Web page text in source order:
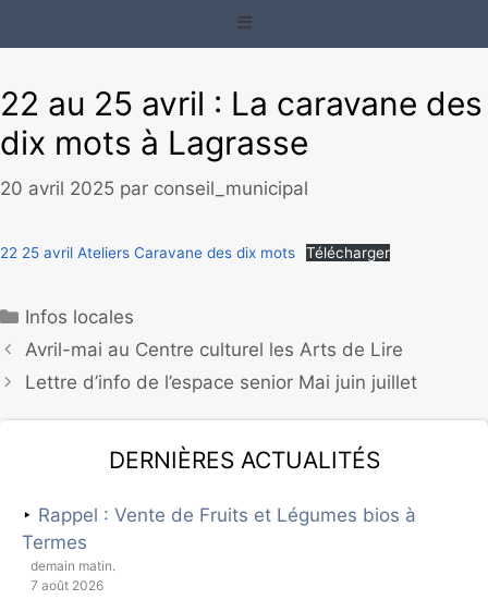
22 au 25 avril : La caravane des
dix mots à Lagrasse
20 avril 2025 par conseil_municipal
22 25 avril Ateliers Caravane des dix mots Télécharger
Infos locales
Avril-mai au Centre culturel les Arts de Lire
Lettre d’info de l’espace senior Mai juin juillet
Dernières actualités
Rappel : Vente de Fruits et Légumes bios à
Termes
demain matin.
7 août 2026